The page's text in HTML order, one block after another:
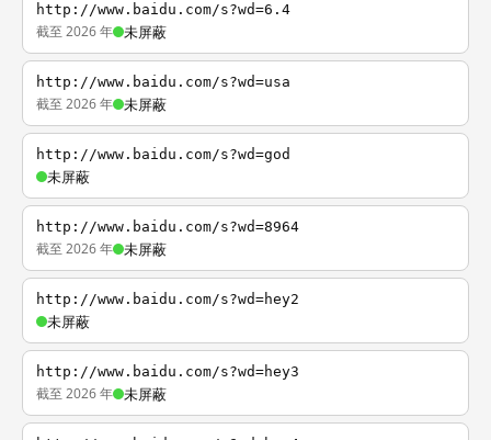
http://www.baidu.com/s?wd=6.4
截至 2026 年 未屏蔽
http://www.baidu.com/s?wd=usa
截至 2026 年 未屏蔽
http://www.baidu.com/s?wd=god
未屏蔽
http://www.baidu.com/s?wd=8964
截至 2026 年 未屏蔽
http://www.baidu.com/s?wd=hey2
未屏蔽
http://www.baidu.com/s?wd=hey3
截至 2026 年 未屏蔽